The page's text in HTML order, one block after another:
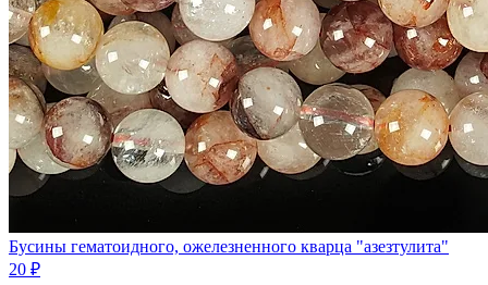
Бусины гематоидного, ожелезненного кварца "азезтулита"
20 ₽